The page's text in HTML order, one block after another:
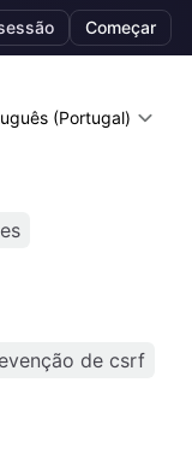
Começar
(Portugal)
de csrf